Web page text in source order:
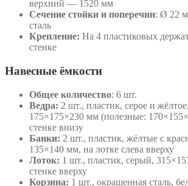
верхний — 1520 мм
Сечение стойки и поперечин: Ø 22
сталь
Крепление: На 4 пластиковых
стенке
Навесные ёмкости
Общее количество: 6 шт.
Ведра: 2 шт., пластик, серое и
175×175×230 мм (полезные:
стенке внизу
Банки: 2 шт., пластик, жёлтые с
135×140 мм, на лотке слева вверху
Лоток: 1 шт., пластик, серый,
стенке вверху
Корзина: 1 шт., окрашенная сталь,